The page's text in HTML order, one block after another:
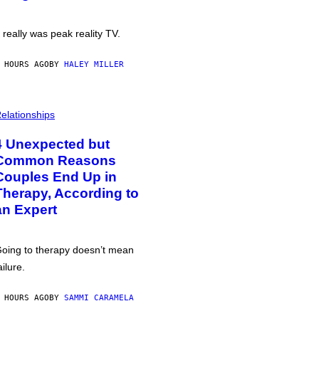
really was peak reality TV.
AGOBY HALEY MILLER
Unexpected but
Reasons
End Up in
According to
Expert
to therapy doesn’t mean
AGOBY SAMMI CARAMELA